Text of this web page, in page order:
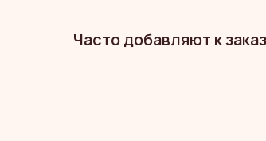
Часто добавляют к